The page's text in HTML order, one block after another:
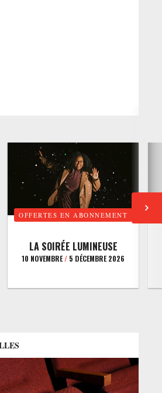
OFFERTES EN ABONNEMENT
LA SOIRÉE LUMINEUSE
10 NOVEMBRE/ 5 DÉCEMBRE 2026